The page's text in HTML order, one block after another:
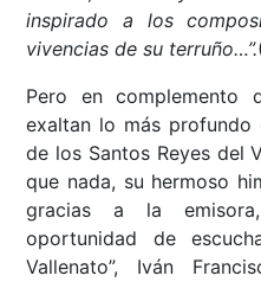
inspirado a los
vivencias de su terruño…”.
Pero en complemento
exaltan lo más profundo
de los Santos Reyes del
que nada, su hermoso
gracias a la
oportunidad de
Vallenato”, Iván